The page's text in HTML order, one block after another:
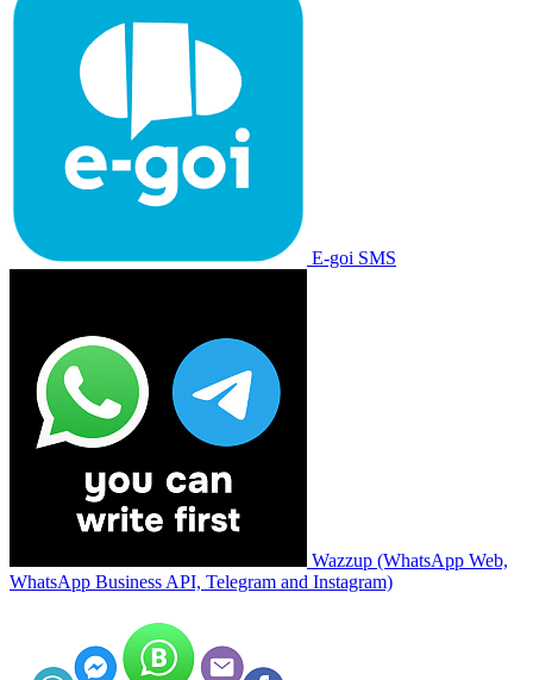
E-goi SMS
Wazzup (WhatsApp Web,
WhatsApp Business API, Telegram and Instagram)